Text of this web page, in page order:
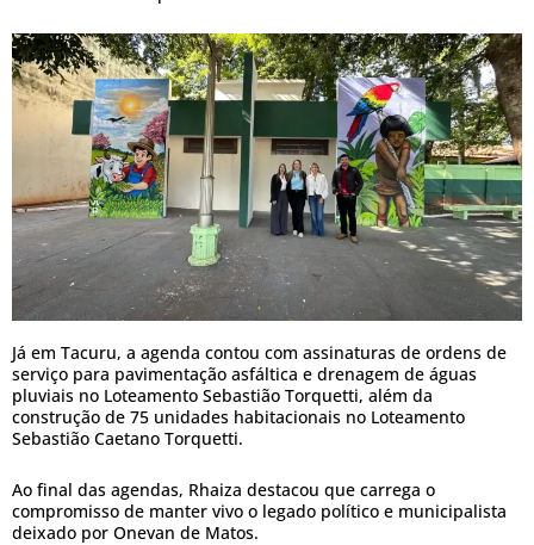
Já em Tacuru, a agenda contou com assinaturas de ordens de
serviço para pavimentação asfáltica e drenagem de águas
pluviais no Loteamento Sebastião Torquetti, além da
construção de 75 unidades habitacionais no Loteamento
Sebastião Caetano Torquetti.
Ao final das agendas, Rhaiza destacou que carrega o
compromisso de manter vivo o legado político e municipalista
deixado por Onevan de Matos.